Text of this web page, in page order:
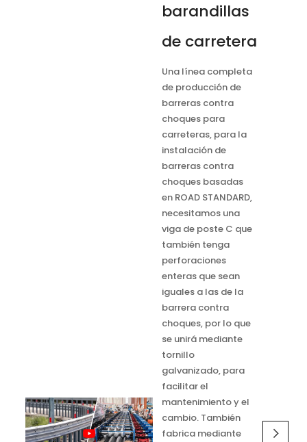
barandillas
de carretera
Una línea completa
de producción de
barreras contra
choques para
carreteras, para la
instalación de
barreras contra
choques basadas
en ROAD STANDARD,
necesitamos una
viga de poste C que
también tenga
perforaciones
enteras que sean
iguales a las de la
barrera contra
choques, por lo que
se unirá mediante
tornillo
galvanizado, para
facilitar el
mantenimiento y el
cambio. También
fabrica mediante